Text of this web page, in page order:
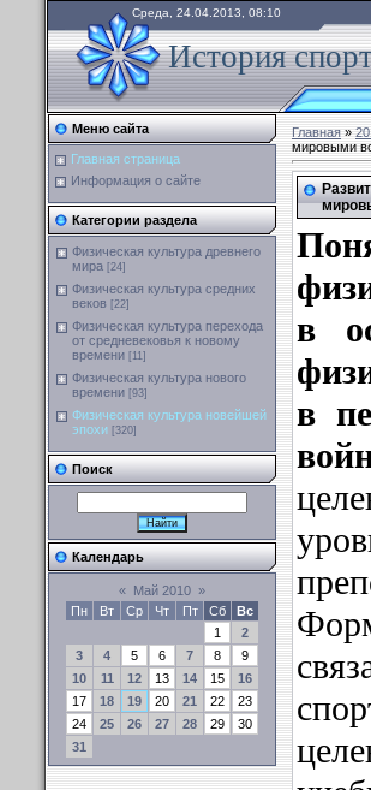
Среда, 24.04.2013, 08:10
История
Меню сайта
Главная страница
Информация о сайте
Категории раздела
Физическая культура древнего
мира [24]
Физическая культура средних
веков [22]
Физическая культура перехода
от средневековья к новому
времени [11]
Физическая культура нового
времени [93]
Физическая культура новейшей
эпохи [320]
Поиск
Календарь
« Май 2010 »
Пн
Вт Ср Чт Пт Сб
Вс
1
2
3
4 5 6 7 8
9
10
11 12 13 14 15
16
17
18 19 20 21 22
23
24
25 26 27 28 29
30
31
Главная»
мировыми
в
в